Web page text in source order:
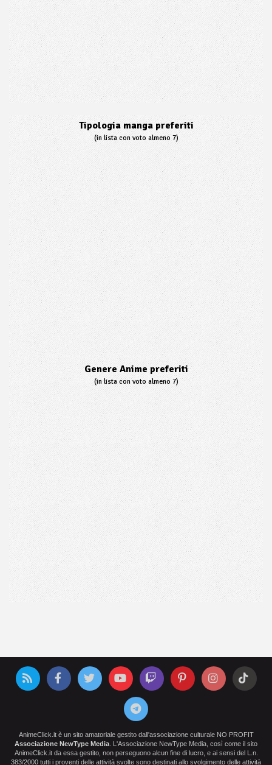
Tipologia manga preferiti
(in lista con voto almeno 7)
Genere Anime preferiti
(in lista con voto almeno 7)
AnimeClick.it è un sito amatoriale gestito dall'associazione culturale NO PROFIT
Associazione NewType Media . L'Associazione NewType Media, così come il sito
AnimeClick.it da essa gestito, non perseguono alcun fine di lucro, e ai sensi del L.n.
383/2000 tutti i proventi delle attività svolte sono destinati allo svolgimento delle attività